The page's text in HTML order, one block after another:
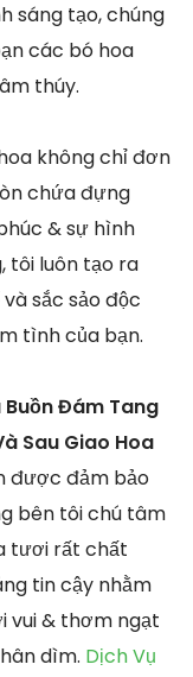
sáng tạo, chúng
các bó hoa
thúy.
không chỉ đơn
chứa đựng
& sự hình
tôi luôn tạo ra
sắc sảo độc
tình của bạn.
Buồn Đám Tang
Sau Giao Hoa
được đảm bảo
bên tôi chú tâm
tươi rất chất
tin cậy nhằm
vui & thơm ngạt
dìm. Dịch Vụ